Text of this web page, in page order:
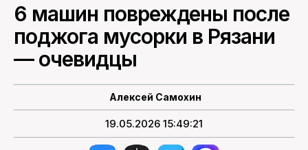
ПОИСК ПО САЙТУ
6 машин повреждены после
поджога мусорки в Рязани
— очевидцы
Алексей Самохин
19.05.2026 15:49:21